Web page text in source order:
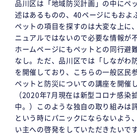
品川区は「地域防災計画」の中にペ
述はあるものの、40ページにもおよ
ペットの項目を探すのは大変な上に
ニュアルではないので必要な情報が
ホームページにもペットとの同行避
なし。ただ、品川区では「しながわ
を開催しており、こちらの一般区民
ペットと防災についての講座を開催
（2020年7月現在は新型コロナ感染
中。）このような独自の取り組みは
という時にパニックにならないよう
い主への啓発をしていただきたいです